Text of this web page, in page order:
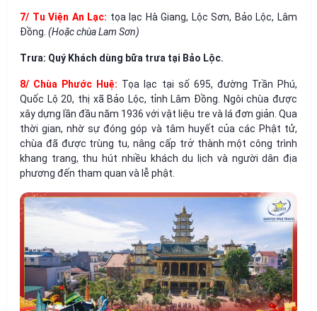
7/ Tu Viện An Lạc: tọa lạc Hà Giang, Lộc Sơn, Bảo Lộc, Lâm
Đồng. (Hoặc chùa Lam Sơn)
Trưa: Quý Khách dùng bữa trưa tại Bảo Lộc.
8/ Chùa Phước Huệ: Tọa lạc tại số 695, đường Trần Phú,
Quốc Lộ 20, thị xã Bảo Lộc, tỉnh Lâm Đồng. Ngôi chùa được
xây dựng lần đầu năm 1936 với vật liệu tre và lá đơn giản. Qua
thời gian, nhờ sự đóng góp và tâm huyết của các Phật tử,
chùa đã được trùng tu, nâng cấp trở thành một công trình
khang trang, thu hút nhiều khách du lịch và người dân địa
phương đến tham quan và lễ phật.